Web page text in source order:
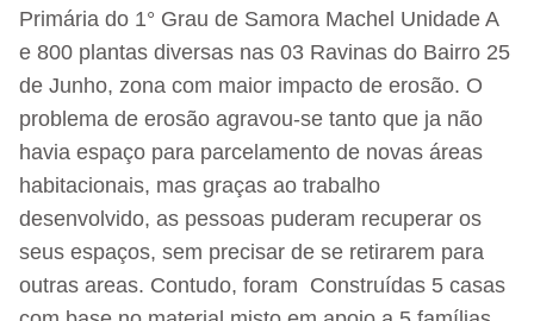
Primária do 1° Grau de Samora Machel Unidade A
e 800 plantas diversas nas 03 Ravinas do Bairro 25
de Junho, zona com maior impacto de erosão. O
problema de erosão agravou-se tanto que ja não
havia espaço para parcelamento de novas áreas
habitacionais, mas graças ao trabalho
desenvolvido, as pessoas puderam recuperar os
seus espaços, sem precisar de se retirarem para
outras areas. Contudo, foram Construídas 5 casas